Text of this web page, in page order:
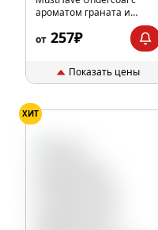
ароматом граната и
от 257₽
Показать цены
ХИТ